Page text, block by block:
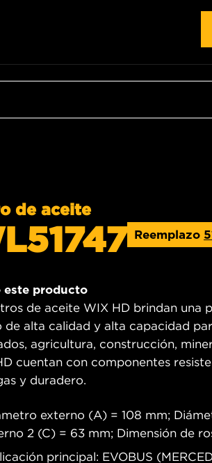
de aceite
Reemplazo
este producto
de aceite WIX HD brindan
de alta calidad y alta capacidad
agricultura, construcción,
cuentan con componentes
y duradero.
externo (A) = 108 mm;
2 (C) = 63 mm; Dimensión de
principal: EVOBUS